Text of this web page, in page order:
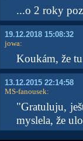
...o 2 roky
19.12.2018 15:08:32
jowa:
Koukám, že
13.12.2015 22:14:58
MS-fanousek:
"Gratuluju,
myslela, že